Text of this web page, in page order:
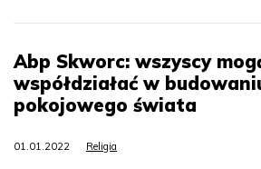
Abp Skworc: wszyscy
współdziałać w
pokojowego świata
01.01.2022 Religia